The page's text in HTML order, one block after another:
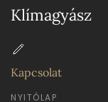
Klímagyász
Kapcsolat
NYITÓLAP